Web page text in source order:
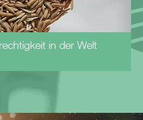
in der Welt